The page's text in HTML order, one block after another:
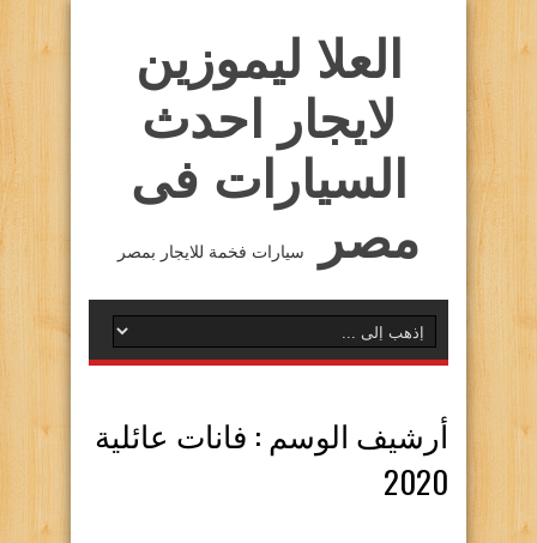
العلا ليموزين
لايجار احدث
السيارات فى
مصر
سيارات فخمة للايجار بمصر
أرشيف الوسم : فانات عائلية
2020